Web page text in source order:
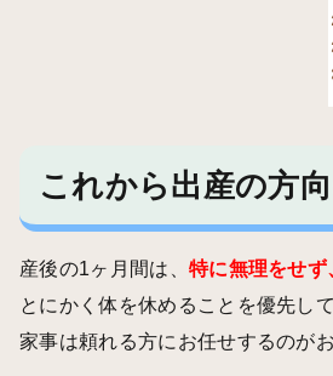
これから出産の方
産後の1ヶ月間は、 特に無理をせ
とにかく体を休めることを優先し
家事は頼れる方にお任せするのが